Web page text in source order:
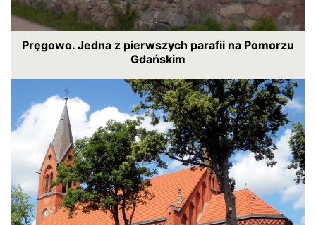
Pręgowo. Jedna z pierwszych parafii na Pomorzu
Gdańskim